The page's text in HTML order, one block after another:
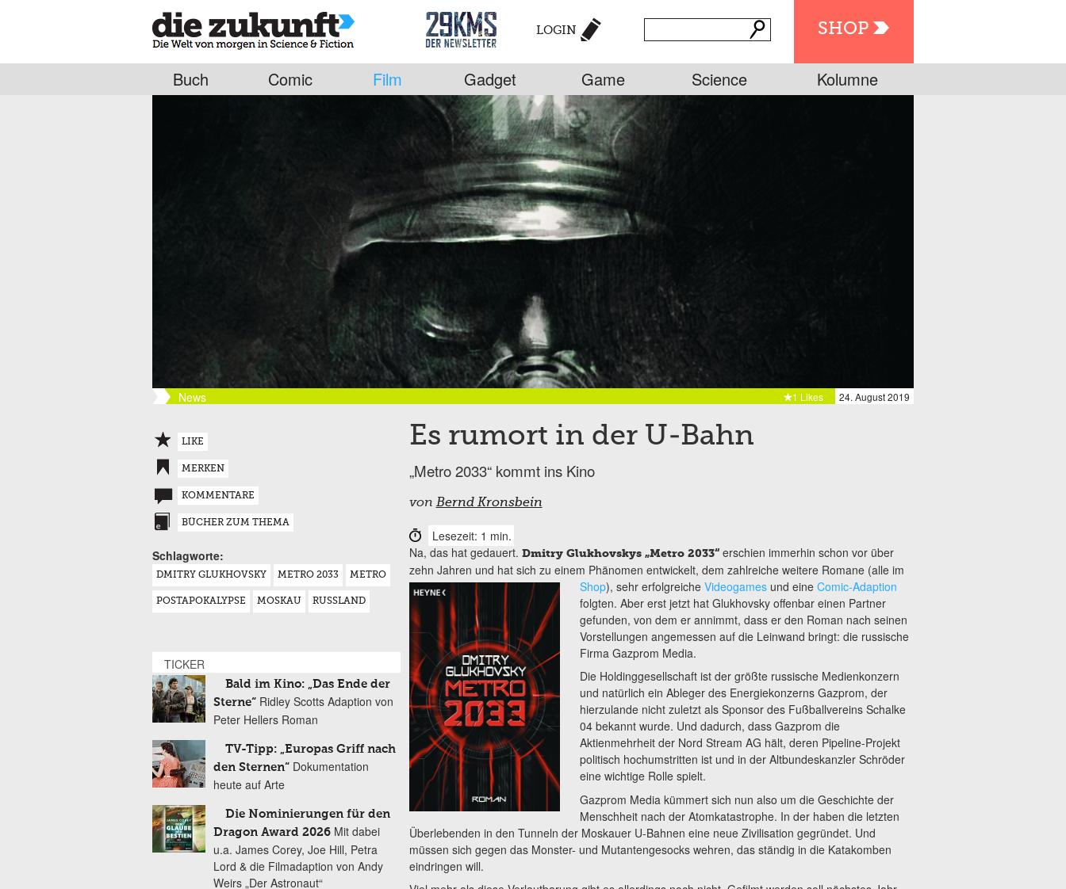
SHOP
LOGIN
Buch Comic Film Gadget Game Science Kolumne
News 24. August 2019
1 Likes
Es rumort in der U-Bahn
„Metro 2033“ kommt ins Kino
von Bernd Kronsbein
Lesezeit: 1 min.
Na, das hat gedauert. Dmitry Glukhovskys „Metro 2033“erschien immerhin schon vor über
zehn Jahren und hat sich zu einem Phänomen entwickelt, dem zahlreiche weitere Romane (alle im
Shop), sehr erfolgreicheVideogames und eineComic-Adaption
folgten. Aber erst jetzt hat Glukhovsky offenbar einen Partner
gefunden, von dem er annimmt, dass er den Roman nach seinen
Vorstellungen angemessen auf die Leinwand bringt: die russische
Firma Gazprom Media.
Die Holdinggesellschaft ist der größte russische Medienkonzern
und natürlich ein Ableger des Energiekonzerns Gazprom, der
hierzulande nicht zuletzt als Sponsor des Fußballvereins Schalke
04 bekannt wurde. Und dadurch, dass Gazprom die
Aktienmehrheit der Nord Stream AG hält, deren Pipeline-Projekt
politisch hochumstritten ist und in der Altbundeskanzler Schröder
eine wichtige Rolle spielt.
Gazprom Media kümmert sich nun also um die Geschichte der
Menschheit nach der Atomkatastrophe. In der haben die letzten
Überlebenden in den Tunneln der Moskauer U-Bahnen eine neue Zivilisation gegründet. Und
müssen sich gegen das Monster- und Mutantengesocks wehren, das ständig in die Katakomben
eindringen will.
LIKE
MERKEN
KOMMENTARE
BÜCHER ZUM THEMA
Schlagworte:
DMITRY GLUKHOVSKY METRO 2033 METRO
POSTAPOKALYPSE MOSKAU RUSSLAND
TICKER
Bald im Kino: „Das Ende der
Sterne“ Ridley Scotts Adaption von
Peter Hellers Roman
TV-Tipp: „Europas Griff nach
den Sternen“ Dokumentation
heute auf Arte
Die Nominierungen für den
Dragon Award 2026 Mit dabei
u.a. James Corey, Joe Hill, Petra
Lord & die Filmadaption von Andy
Weirs „Der Astronaut“